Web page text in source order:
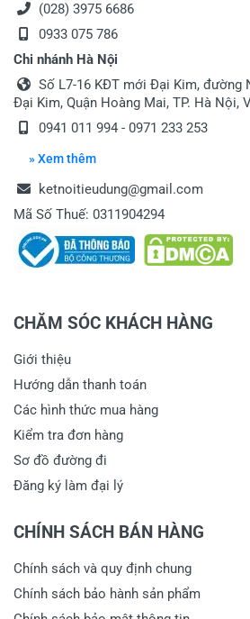
(028) 3975 6686
0933 075 786
Chi nhánh Hà Nội
Số L7-16 KĐT mới Đại Kim, đường
Đại Kim, Quận Hoàng Mai, TP. Hà Nội,
0941 011 994 - 0971 233 253
» Xem thêm
ketnoitieudung@gmail.com
Mã Số Thuế: 0311904294
CHĂM SÓC KHÁCH HÀNG
Giới thiệu
Hướng dẫn thanh toán
Các hình thức mua hàng
Kiểm tra đơn hàng
Sơ đồ đường đi
Đăng ký làm đại lý
CHÍNH SÁCH BÁN HÀNG
Chính sách và quy định chung
Chính sách bảo hành sản phẩm